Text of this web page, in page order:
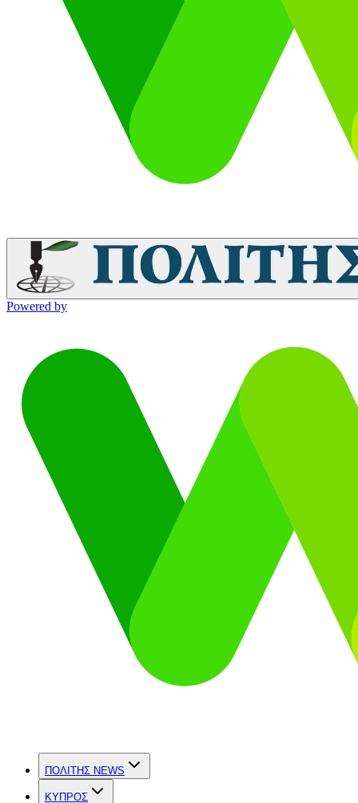
Powered by
ΠΟΛΙΤΗΣ NEWS
ΚΥΠΡΟΣ